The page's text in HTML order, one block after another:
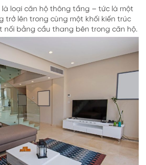
loại căn hộ thông tầng – tức là một
trở lên trong cùng một khối kiến trúc
nối bằng cầu thang bên trong căn hộ.